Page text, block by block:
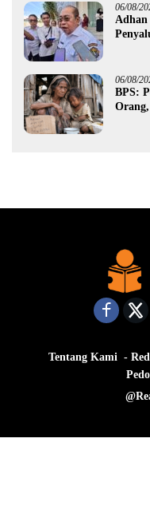
06/08/
06/08/
BPS:
Tentang Kami